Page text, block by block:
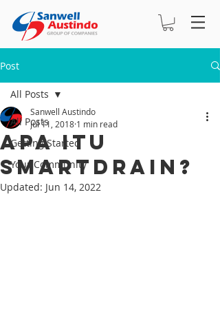
Post
All Posts
Getting Started
Your Community
All Posts
Apa itu
SMARTDRAIN?
Sanwell Austindo
Jul 11, 2018 1 min read
Updated: Jun 14, 2022